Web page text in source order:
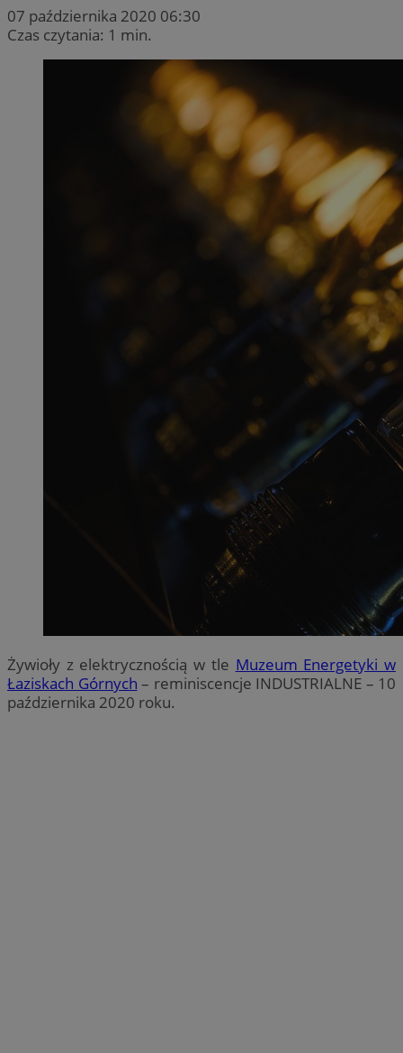
07 października 2020 06:30
Czas czytania: 1 min.
Żywioły z elektrycznością w tle Muzeum Energetyki w
Łaziskach Górnych – reminiscencje INDUSTRIALNE – 10
października 2020 roku.